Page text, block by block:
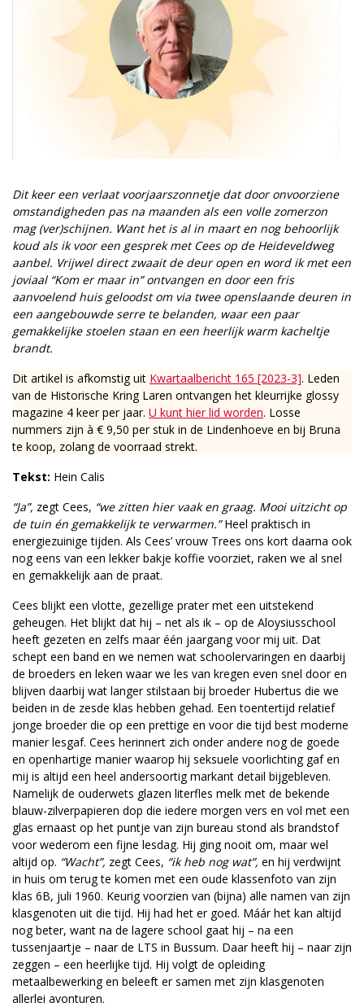
Dit keer een verlaat voorjaarszonnetje dat door onvoorziene
omstandigheden pas na maanden als een volle zomerzon
mag (ver)schijnen. Want het is al in maart en nog behoorlijk
koud als ik voor een gesprek met Cees op de Heideveldweg
aanbel. Vrijwel direct zwaait de deur open en word ik met een
joviaal “Kom er maar in” ontvangen en door een fris
aanvoelend huis geloodst om via twee openslaande deuren in
een aangebouwde serre te belanden, waar een paar
gemakkelijke stoelen staan en een heerlijk warm kacheltje
brandt.
Dit artikel is afkomstig uit Kwartaalbericht 165 [2023-3]. Leden
van de Historische Kring Laren ontvangen het kleurrijke glossy
magazine 4 keer per jaar. U kunt hier lid worden. Losse
nummers zijn à € 9,50 per stuk in de Lindenhoeve en bij Bruna
te koop, zolang de voorraad strekt.
Tekst: Hein Calis
“Ja”, zegt Cees, “we zitten hier vaak en graag. Mooi uitzicht op
de tuin én gemakkelijk te verwarmen.”Heel praktisch in
energiezuinige tijden. Als Cees’ vrouw Trees ons kort daarna ook
nog eens van een lekker bakje koffie voorziet, raken we al snel
en gemakkelijk aan de praat.
Cees blijkt een vlotte, gezellige prater met een uitstekend
geheugen. Het blijkt dat hij – net als ik – op de Aloysiusschool
heeft gezeten en zelfs maar één jaargang voor mij uit. Dat
schept een band en we nemen wat schoolervaringen en daarbij
de broeders en leken waar we les van kregen even snel door en
blijven daarbij wat langer stilstaan bij broeder Hubertus die we
beiden in de zesde klas hebben gehad. Een toentertijd relatief
jonge broeder die op een prettige en voor die tijd best moderne
manier lesgaf. Cees herinnert zich onder andere nog de goede
en openhartige manier waarop hij seksuele voorlichting gaf en
mij is altijd een heel andersoortig markant detail bijgebleven.
Namelijk de ouderwets glazen literfles melk met de bekende
blauw-zilverpapieren dop die iedere morgen vers en vol met een
glas ernaast op het puntje van zijn bureau stond als brandstof
voor wederom een fijne lesdag. Hij ging nooit om, maar wel
altijd op. “Wacht”, zegt Cees, “ik heb nog wat”, en hij verdwijnt
in huis om terug te komen met een oude klassenfoto van zijn
klas 6B, juli 1960. Keurig voorzien van (bijna) alle namen van zijn
klasgenoten uit die tijd. Hij had het er goed. Máár het kan altijd
nog beter, want na de lagere school gaat hij – na een
tussenjaartje – naar de LTS in Bussum. Daar heeft hij – naar zijn
zeggen – een heerlijke tijd. Hij volgt de opleiding
metaalbewerking en beleeft er samen met zijn klasgenoten
allerlei avonturen.